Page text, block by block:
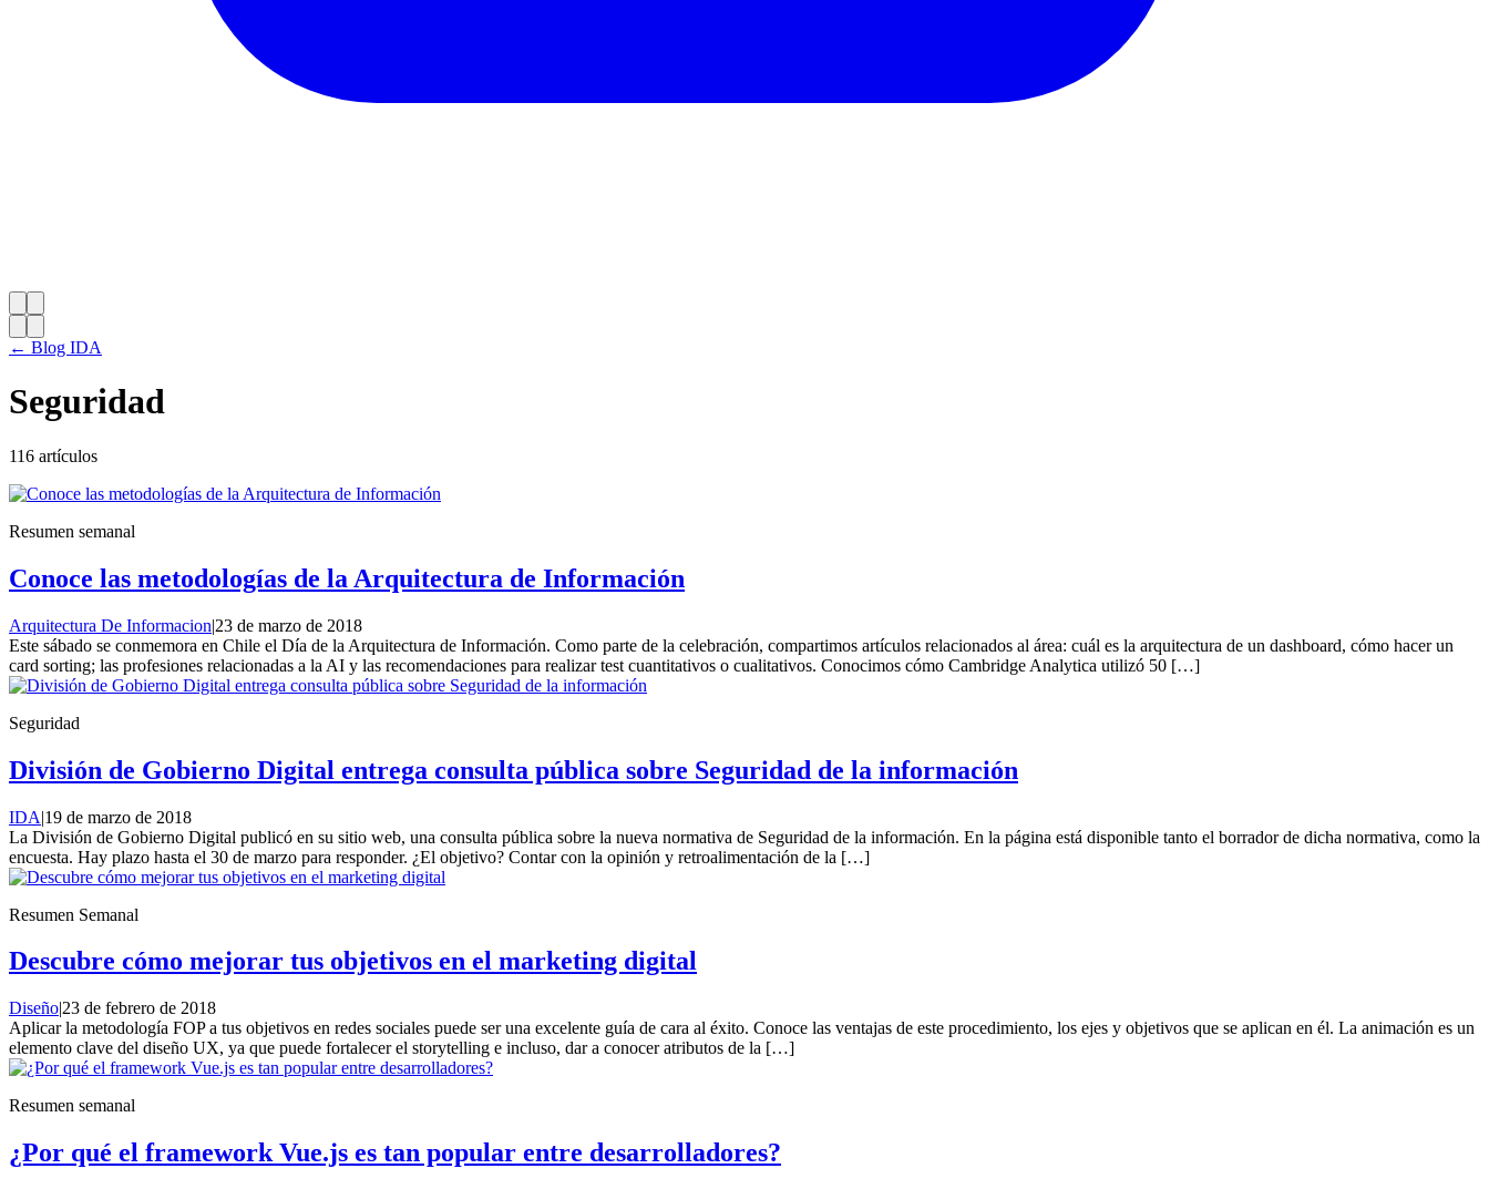
← Blog IDA
Seguridad
116 artículos
Resumen semanal
Conoce las metodologías de la Arquitectura de Información
Arquitectura De Informacion|23 de marzo de 2018
Este sábado se conmemora en Chile el Día de la Arquitectura de Información. Como parte de la celebración, compartimos artículos relacionados al área: cuál es la arquitectura de un dashboard, cómo hacer un
card sorting; las profesiones relacionadas a la AI y las recomendaciones para realizar test cuantitativos o cualitativos. Conocimos cómo Cambridge Analytica utilizó 50 […]
Seguridad
División de Gobierno Digital entrega consulta pública sobre Seguridad de la información
IDA|19 de marzo de 2018
La División de Gobierno Digital publicó en su sitio web, una consulta pública sobre la nueva normativa de Seguridad de la información. En la página está disponible tanto el borrador de dicha normativa, como la
encuesta. Hay plazo hasta el 30 de marzo para responder. ¿El objetivo? Contar con la opinión y retroalimentación de la […]
Resumen Semanal
Descubre cómo mejorar tus objetivos en el marketing digital
Diseño|23 de febrero de 2018
Aplicar la metodología FOP a tus objetivos en redes sociales puede ser una excelente guía de cara al éxito. Conoce las ventajas de este procedimiento, los ejes y objetivos que se aplican en él. La animación es un
elemento clave del diseño UX, ya que puede fortalecer el storytelling e incluso, dar a conocer atributos de la […]
Resumen semanal
¿Por qué el framework Vue.js es tan popular entre desarrolladores?